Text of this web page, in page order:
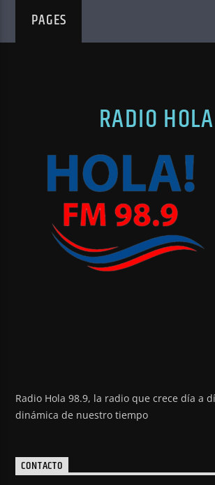
PAGES
RADIO HOLA
Radio Hola 98.9, la radio que crece día a
dinámica de nuestro tiempo
CONTACTO